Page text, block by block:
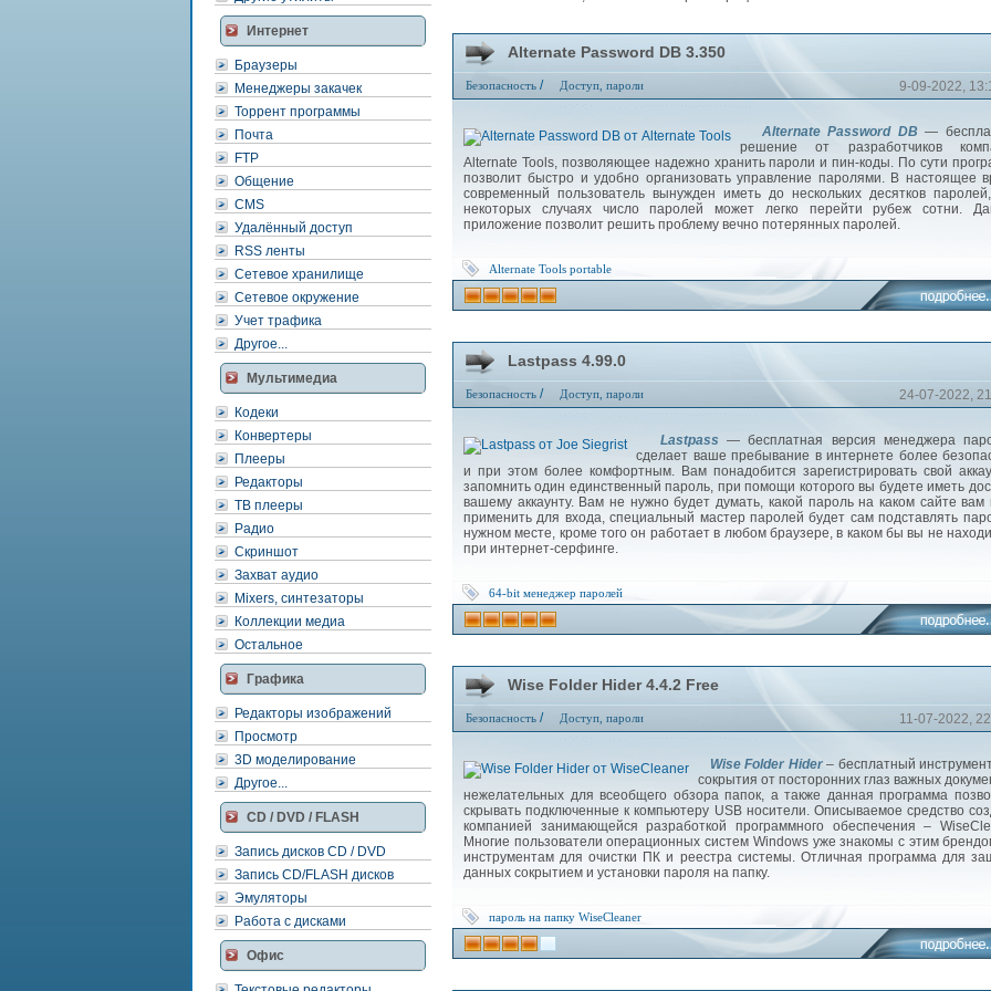
Интернет
Браузеры
Менеджеры закачек
Торрент программы
Почта
FTP
Общение
CMS
Удалённый доступ
RSS ленты
Сетевое хранилище
Сетевое окружение
Учет трафика
Другое...
Мультимедиа
Кодеки
Конвертеры
Плееры
Редакторы
ТВ плееры
Радио
Скриншот
Захват аудио
Mixers, синтезаторы
Коллекции медиа
Остальное
Графика
Редакторы изображений
Просмотр
3D моделирование
Другое...
CD / DVD / FLASH
Запись дисков CD / DVD
Запись CD/FLASH дисков
Эмуляторы
Работа с дисками
Офис
Alternate Password DB 3.350
Безопасность / Доступ, пароли 9-09-2022,
Alternate Password DB—
решение от разработчиков
Alternate Tools, позволяющее надежно хранить пароли и пин-коды. По сути
позволит быстро и удобно организовать управление паролями. В настоящее
современный пользователь вынужден иметь до нескольких десятков
некоторых случаях число паролей может легко перейти рубеж сотни.
приложение позволит решить проблему вечно потерянных паролей.
Alternate Tools portable
Lastpass 4.99.0
Безопасность / Доступ, пароли 24-07-2022,
Lastpass — бесплатная версия менеджера
сделает ваше пребывание в интернете более
и при этом более комфортным. Вам понадобится зарегистрировать свой
запомнить один единственный пароль, при помощи которого вы будете иметь
вашему аккаунту. Вам не нужно будет думать, какой пароль на каком сайте вам
применить для входа, специальный мастер паролей будет сам подставлять
нужном месте, кроме того он работает в любом браузере, в каком бы вы не
при интернет-серфинге.
64-bit менеджер паролей
Wise Folder Hider 4.4.2 Free
Безопасность / Доступ, пароли 11-07-2022,
Wise Folder Hider– бесплатный
сокрытия от посторонних глаз важных
нежелательных для всеобщего обзора папок, а также данная программа
скрывать подключенные к компьютеру USB носители. Описываемое средство
компанией занимающейся разработкой программного обеспечения –
Многие пользователи операционных систем Windows уже знакомы с этим
инструментам для очистки ПК и реестра системы. Отличная программа для
данных сокрытием и установки пароля на папку.
пароль на папку WiseCleaner